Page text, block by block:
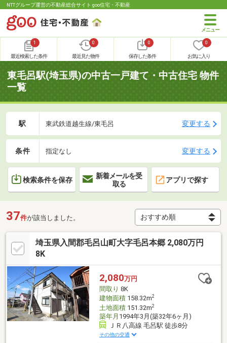
NTTグループ運営の不動産総合サイト goo住宅・不動産
1
最近検索した条件
0
最近見た物件
0
保存した条件
0
お気に入り
東毛呂駅(埼玉県)の中古一戸建て・中古住宅 物件
一覧
駅 東武鉄道越生線/東毛呂 変更する
条件 指定なし 変更する
検索条件を保存
新着メールを受
取る
アプリで探す
37件が該当しました。
埼玉県入間郡毛呂山町大字毛呂本郷 2,080万円
8K
2,080万円
間取り 8K
建物面積158.32m2
土地面積151.32m2
築年月 1994年3月(築32年6ヶ月)
ＪＲ八高線 毛呂駅 徒歩8分
その他の交通